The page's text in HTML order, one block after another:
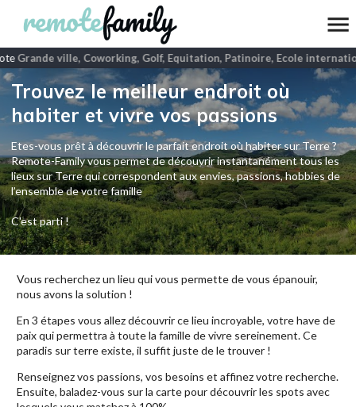
Grande ville, Coworking, Golf, Equitation, Patinoire, Ecole
Trouvez le meilleur endroit où
habiter et vivre vos passions
Etes-vous prêt à découvrir le parfait endroit où habiter sur Terre ?
Remote-Family vous permet de découvrir instantanément tous les
lieux sur Terre qui correspondent aux envies, passions, hobbies de
l’ensemble de votre famille
C'est parti !
Vous recherchez un lieu qui vous permette de vous épanouir,
nous avons la solution !
En 3 étapes vous allez découvrir ce lieu incroyable, votre have de
paix qui permettra à toute la famille de vivre sereinement. Ce
paradis sur terre existe, il suffit juste de le trouver !
Renseignez vos passions, vos besoins et affinez votre recherche.
Ensuite, baladez-vous sur la carte pour découvrir les spots avec